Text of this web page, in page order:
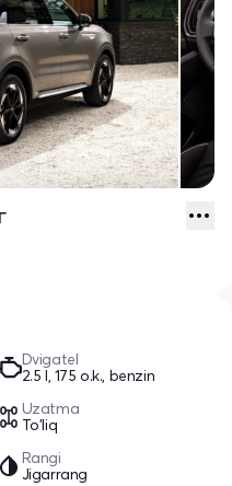
Dvigatel
2.5 l, 175 o.k., benzin
Uzatma
To'liq
Rangi
Jigarrang